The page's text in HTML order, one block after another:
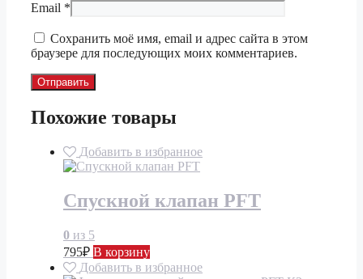
Email *
Сохранить моё имя, email и адрес сайта в этом
браузере для последующих моих комментариев.
Похожие товары
Добавить в избранное
Спускной клапан PFT
0 из 5
795₽ В корзину
Добавить в избранное